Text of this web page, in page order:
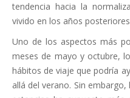
tendencia hacia la
vivido en los años
Uno de los aspectos más
meses de mayo y octubre,
hábitos de viaje que podría
allá del verano. Sin